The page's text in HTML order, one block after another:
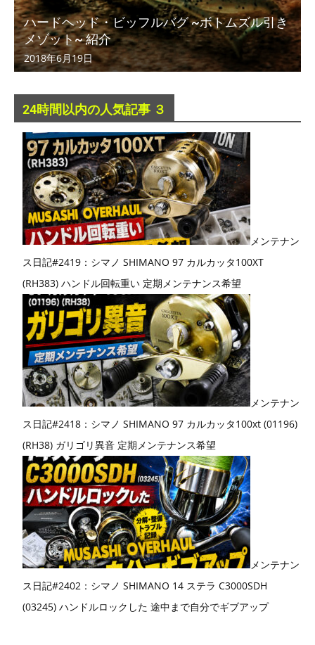
ハードヘッド・ビッフルバグ ~ボトムズル引き
メゾット~ 紹介
2018年6月19日
24時間以内の人気記事 ３
メンテナン
ス日記#2419：シマノ SHIMANO 97 カルカッタ100XT
(RH383) ハンドル回転重い 定期メンテナンス希望
メンテナン
ス日記#2418：シマノ SHIMANO 97 カルカッタ100xt (01196)
(RH38) ガリゴリ異音 定期メンテナンス希望
メンテナン
ス日記#2402：シマノ SHIMANO 14 ステラ C3000SDH
(03245) ハンドルロックした 途中まで自分でギブアップ